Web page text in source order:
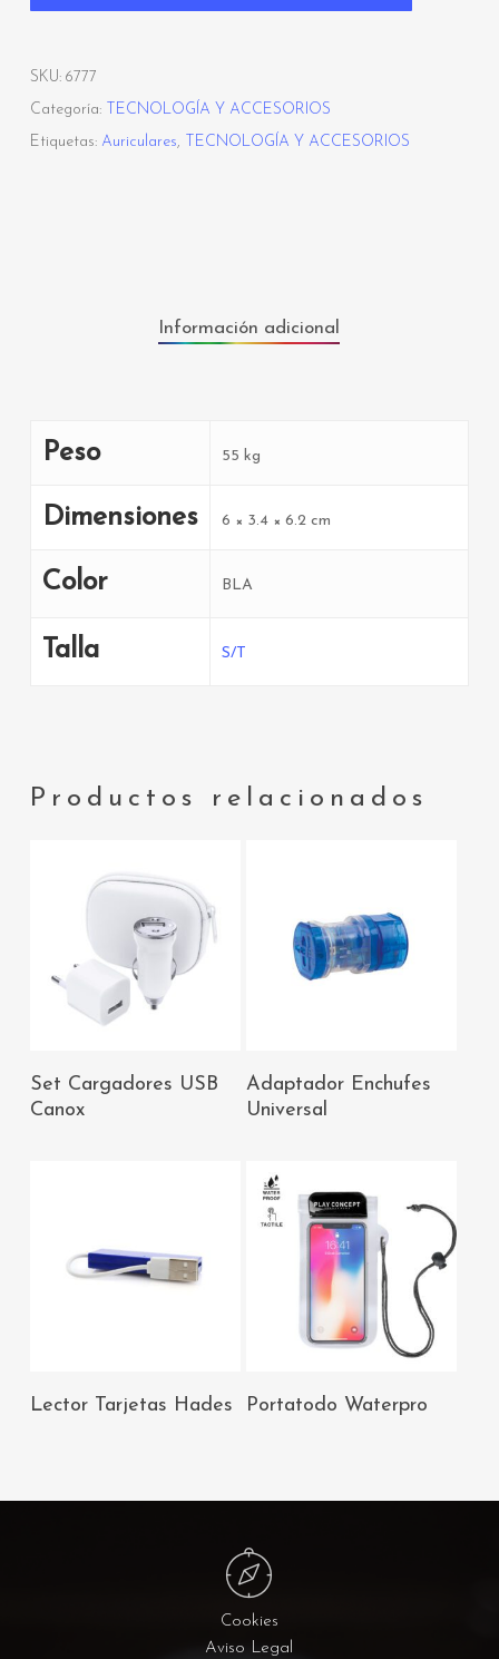
SKU: 6777
Categoría:
TECNOLOGÍA Y ACCESORIOS
Etiquetas: Auriculares, TECNOLOGÍA Y ACCESORIOS
Información adicional
Peso 55 kg
Dimensiones 6 × 3.4 × 6.2 cm
Color BLA
Talla S/T
Productos relacionados
AÑADIR AL
Set Cargadores USB
Canox
AÑADIR AL
CARRITO
Adaptador Enchufes
Universal
AÑADIR AL
Lector Tarjetas Hades
AÑADIR AL
Portatodo Waterpro
Cookies
Aviso Legal